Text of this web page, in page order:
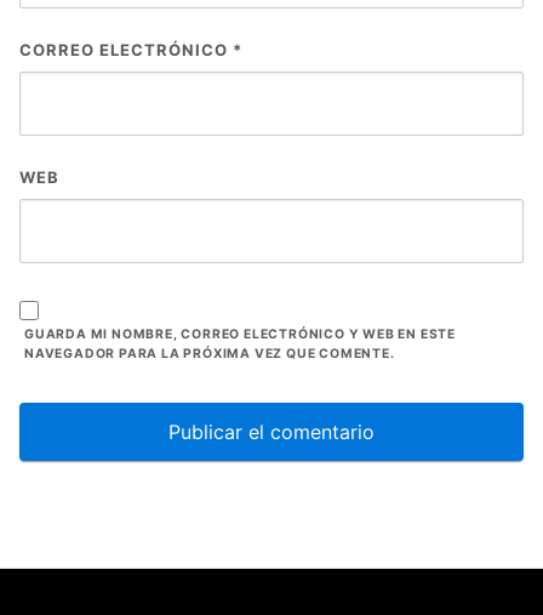
CORREO ELECTRÓNICO *
WEB
GUARDA MI NOMBRE, CORREO ELECTRÓNICO Y WEB EN ESTE
NAVEGADOR PARA LA PRÓXIMA VEZ QUE COMENTE.